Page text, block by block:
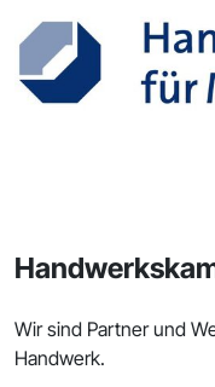
Wir sind Partner und
Handwerk.